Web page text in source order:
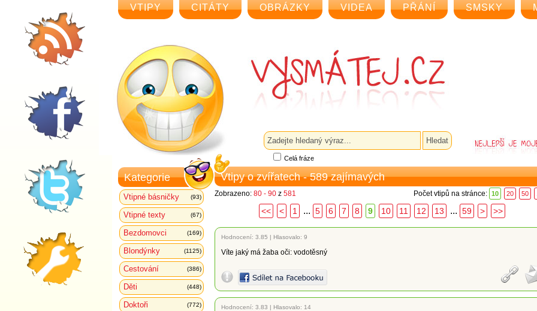
VTIPY CITÁTY OBRÁZKY VIDEA PŘÁNÍ SMSKY
Celá fráze
Kategorie
Vtipné básničky (93)
Vtipné texty (67)
Bezdomovci (169)
Blondýnky (1125)
Cestování (386)
Děti (448)
Doktoři (772)
Vtipy o zvířatech - 589 zajímavých
Zobrazeno: 80 - 90 z 581 Počet vtipů na stránce: 10 20 50
<< < 1 ... 5 6 7 8 9 10 11 12 13 ... 59 > >>
Hodnocení: 3.85 | Hlasovalo: 9
Víte jaký má žaba oči: vodotěsný
Hodnocení: 3.83 | Hlasovalo: 14